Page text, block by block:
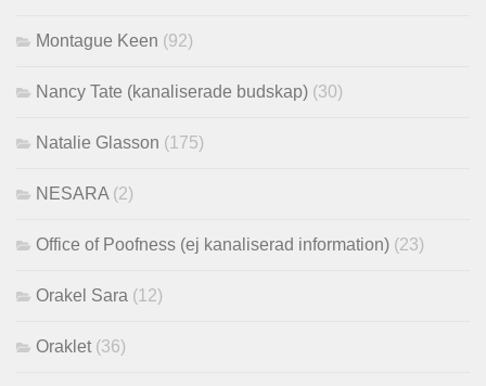
Montague Keen (92)
Nancy Tate (kanaliserade budskap) (30)
Natalie Glasson (175)
NESARA (2)
Office of Poofness (ej kanaliserad information) (23)
Orakel Sara (12)
Oraklet (36)